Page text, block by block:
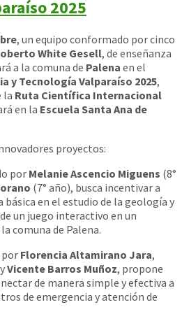
2025
, un equipo conformado por cinco
White Gesell, de enseñanza
a la comuna de Palena en el
y Tecnología Valparaíso 2025,
la Ruta Científica Internacional
en la Escuela Santa Ana de
proyectos:
por Melanie Ascencio Miguens (8°
(7° año), busca incentivar a
básica en el estudio de la geología y
un juego interactivo en un
comuna de Palena.
por Florencia Altamirano Jara,
yVicente Barros Muñoz, propone
de manera simple y efectiva a
de emergencia y atención de